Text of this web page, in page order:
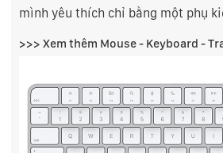
mình yêu thích chỉ bằng một phụ
>>> Xem thêm Mouse - Keyboard -